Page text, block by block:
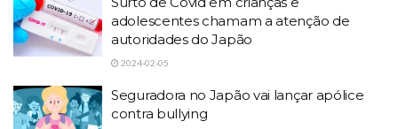
adolescentes chamam a atenção de
autoridades do Japão
2024-02-05
Seguradora no Japão vai lançar apólice
contra bullying